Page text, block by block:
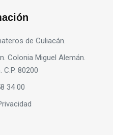
de Culiacán.
Colonia Miguel Alemán.
C.P. 80200
34 00